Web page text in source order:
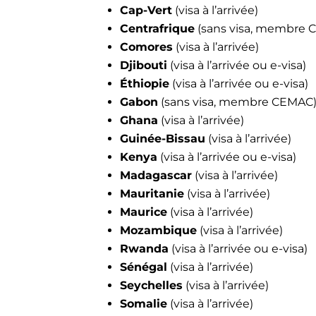
Cap-Vert (visa à l’arrivée)
Centrafrique (sans visa, membre
Comores (visa à l’arrivée)
Djibouti (visa à l’arrivée ou e-visa)
Éthiopie (visa à l’arrivée ou e-visa)
Gabon (sans visa, membre CEMAC)
Ghana (visa à l’arrivée)
Guinée-Bissau (visa à l’arrivée)
Kenya (visa à l’arrivée ou e-visa)
Madagascar (visa à l’arrivée)
Mauritanie (visa à l’arrivée)
Maurice (visa à l’arrivée)
Mozambique (visa à l’arrivée)
Rwanda (visa à l’arrivée ou e-visa)
Sénégal (visa à l’arrivée)
Seychelles (visa à l’arrivée)
Somalie (visa à l’arrivée)